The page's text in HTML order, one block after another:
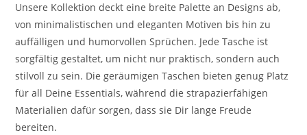
Unsere Kollektion deckt eine breite Palette an Designs ab,
von minimalistischen und eleganten Motiven bis hin zu
auffälligen und humorvollen Sprüchen. Jede Tasche ist
sorgfältig gestaltet, um nicht nur praktisch, sondern auch
stilvoll zu sein. Die geräumigen Taschen bieten genug Platz
für all Deine Essentials, während die strapazierfähigen
Materialien dafür sorgen, dass sie Dir lange Freude
bereiten.